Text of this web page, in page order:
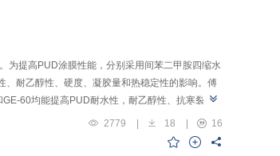
为提高PUD涂膜性能，分别采用间苯二甲胺四缩水
耐乙醇性、硬度、凝胶量和热稳定性的影响。傅
60均能提高PUD耐水性，耐乙醇性、抗寒裂性
2779 | 18 |
16